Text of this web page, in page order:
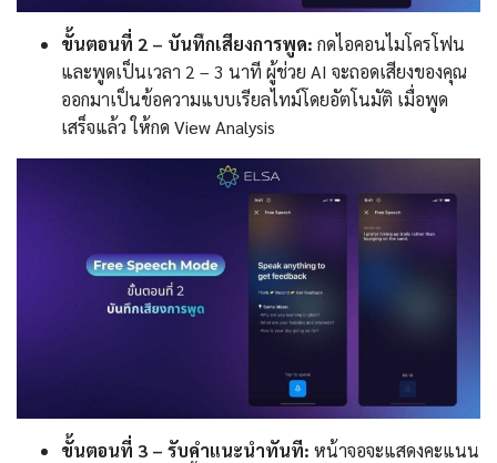
ขั้นตอนที่ 2 – บันทึกเสียงการพูด: กดไอคอนไมโครโฟน
และพูดเป็นเวลา 2 – 3 นาที ผู้ช่วย AI จะถอดเสียงของคุณ
ออกมาเป็นข้อความแบบเรียลไทม์โดยอัตโนมัติ เมื่อพูด
เสร็จแล้ว ให้กด View Analysis
ขั้นตอนที่ 3 – รับคำแนะนำทันที: หน้าจอจะแสดงคะแนน